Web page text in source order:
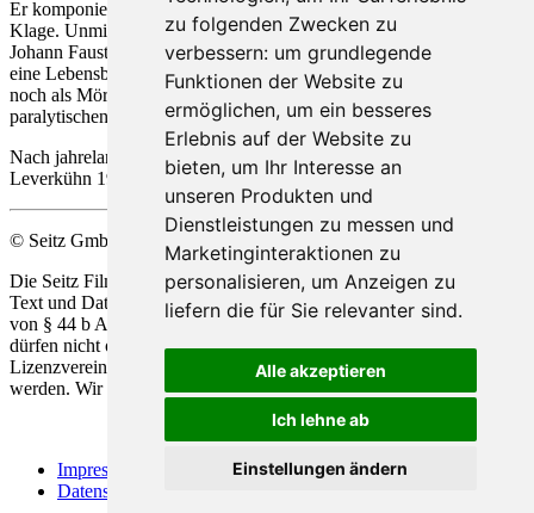
zu folgenden Zwecken zu
verbessern: um grundlegende
Funktionen der Website zu
ermöglichen, um ein besseres
Erlebnis auf der Website zu
bieten, um Ihr Interesse an
unseren Produkten und
Dienstleistungen zu messen und
Marketinginteraktionen zu
personalisieren, um Anzeigen zu
liefern die für Sie relevanter sind.
Alle akzeptieren
Ich lehne ab
Einstellungen ändern
Er komponiert „Doctor Faustus Wehklag“, ein Monstre-Werk der
Klage. Unmittelbar nach dessen Vollendung versammelt er – wie
Johann Faust des Volksbuches – seine Freunde bei sich, um ihnen
eine Lebensbeichte abzulegen: „... so sitze ich denn vor euch auch
noch als Mörder!“ Unmittelbar danach erleidet er einen
paralytischen Schock und bricht zusammen.
Nach jahrelangem Leben in geistiger Umnachtung stirbt Adrian
Leverkühn 1940.
© Seitz GmbH Filmproduktion
Die Seitz Film Produktion behält sich die Nutzung Ihrer Werke zu
Text und Data Mining, alsio der automatisierten Analyse im Sinne
von § 44 b Abs.1 und 2 UrhG ausdrücklich vor. Unsere Werke
dürfen nicht ohne unsere ausdrückliche Zustimmung in Form einer
Lizenzvereinbarung für die Vervielfältigung und Analyse genützt
werden. Wir behalten uns alle Rechte gemäß § 44 b Abs.3 vor.
Impressum
Datenschutz